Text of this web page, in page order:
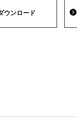
ウンロード